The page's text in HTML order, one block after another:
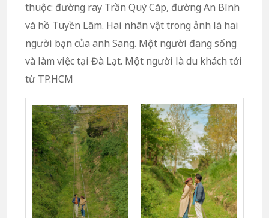
thuộc: đường ray Trần Quý Cáp, đường An Bình
và hồ Tuyền Lâm. Hai nhân vật trong ảnh là hai
người bạn của anh Sang. Một người đang sống
và làm việc tại Đà Lạt. Một người là du khách tới
từ TP.HCM